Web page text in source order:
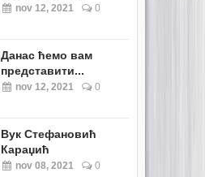
nov 12, 2021 0
Данас ћемо вам
представити...
nov 12, 2021 0
Вук Стефановић
Караџић
nov 08, 2021 0